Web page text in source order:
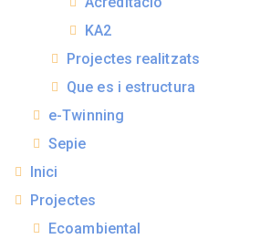
KA2
Projectes realitzats
Que es i estructura
e-Twinning
Sepie
Inici
Projectes
Ecoambiental